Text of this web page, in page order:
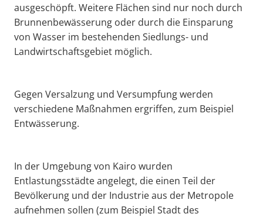
ausgeschöpft. Weitere Flächen sind nur noch durch
Brunnenbewässerung oder durch die Einsparung
von Wasser im bestehenden Siedlungs- und
Landwirtschaftsgebiet möglich.
Gegen Versalzung und Versumpfung werden
verschiedene Maßnahmen ergriffen, zum Beispiel
Entwässerung.
In der Umgebung von Kairo wurden
Entlastungsstädte angelegt, die einen Teil der
Bevölkerung und der Industrie aus der Metropole
aufnehmen sollen (zum Beispiel Stadt des